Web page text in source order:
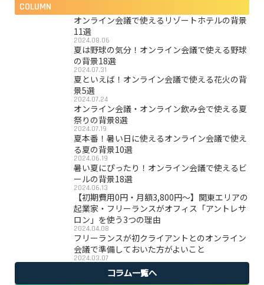
COLUMN
オンライン会議で使えるリゾートホテルの背景
11選
2024.08.06
夏は野球の気分！オンライン会議で使える野球
の背景18選
2024.07.31
夏といえば！オンライン会議で使える花火の背
景5選
2024.07.24
オンライン会議・オンライン飲み会で使える夏
祭りの背景8選
2024.07.19
夏本番！暑い日に使えるオンライン会議で使え
る夏の背景10選
2024.06.19
暑い夏にぴったり！オンライン会議で使えるビ
ールの背景18選
2024.06.13
【初期費用0円・月額3,800円〜】関東エリアの
起業家・フリーランスがオフィス「アントレサ
ロン」を使う3つの理由
2024.04.08
フリーランスが初クライアントとのオンライン
会議で準備しておいた方がよいこと
2024.03.07
コラム一覧へ